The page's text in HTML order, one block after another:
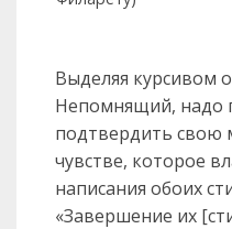
Выделяя курсивом
Непомнящий, надо
подтвердить свою
чувстве, которое
написания обоих
«Завершение их